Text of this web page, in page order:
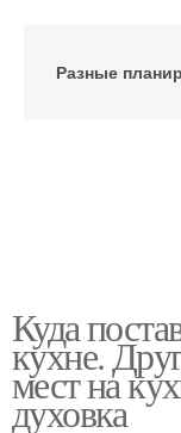
Разные
Куда
кухне.
мест на
духовка